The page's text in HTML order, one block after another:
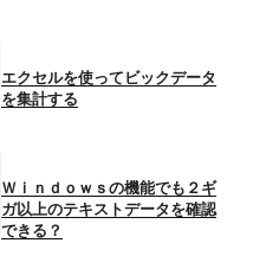
エクセルを使ってビックデータ
を集計する
Ｗｉｎｄｏｗｓの機能でも２ギ
ガ以上のテキストデータを確認
できる？